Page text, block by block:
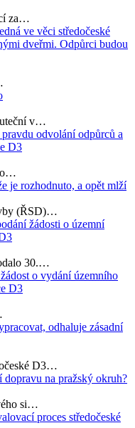
za…
ve věci středočeské
dveřmi. Odpůrci budou
v…
odvolání odpůrců a
D3
je rozhodnuto, a opět mlží
(ŘSD)…
žádosti o územní
30.…
o vydání územního
D3
odhaluje zásadní
D3…
na pražský okruh?
si…
proces středočeské